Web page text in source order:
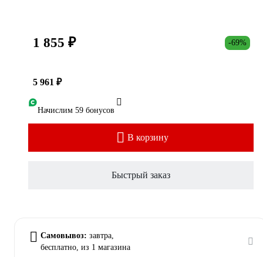
1 855 ₽ -69%
5 961 ₽
Начислим 59 бонусов
В корзину
Быстрый заказ
Самовывоз: завтра,
бесплатно, из 1 магазина